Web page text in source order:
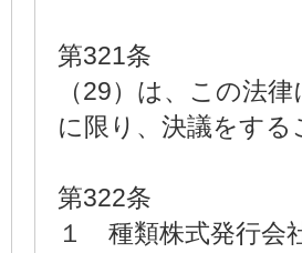
第321条
（29）は、この法
に限り、決議をする
第322条
１ 種類株式発行会